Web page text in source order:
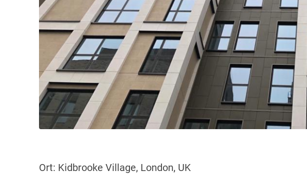
Ort: Kidbrooke Village, London, UK